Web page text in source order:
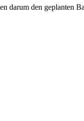
den geplanten